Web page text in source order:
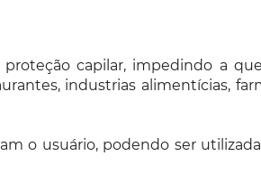
capilar, impedindo a
industrias alimentícias,
o usuário, podendo ser